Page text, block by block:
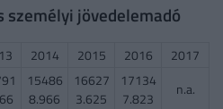
személyi jövedelemadó
2014 2015 2016
2017
15486
8.966
16627
3.625
17134
7.823
n.a.